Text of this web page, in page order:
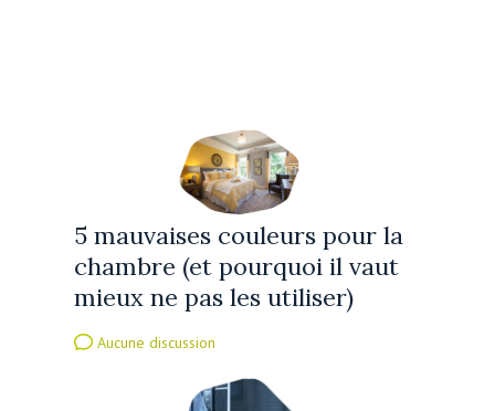
5 mauvaises couleurs pour la
chambre (et pourquoi il vaut
mieux ne pas les utiliser)
Aucune discussion